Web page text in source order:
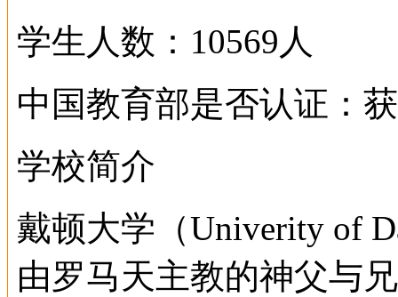
学生人数：10569人
中国教育部是否认证：
学校简介
戴顿大学（Univerity of
由罗马天主教的神父与